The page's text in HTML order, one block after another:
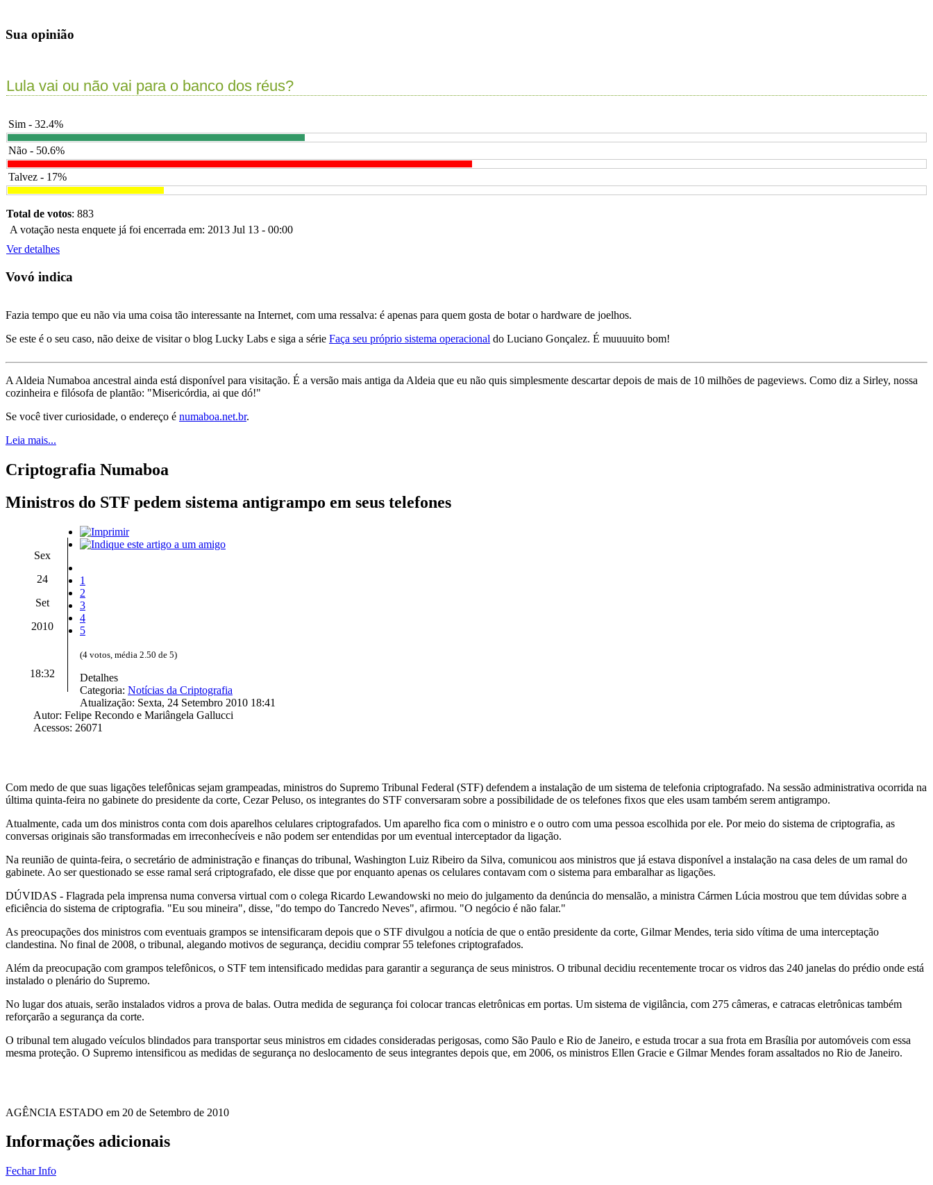
Sua opinião
Lula vai ou não vai para o banco dos réus?
Sim - 32.4%
Não - 50.6%
Talvez - 17%
Total de votos: 883
A votação nesta enquete já foi encerrada em: 2013 Jul 13 - 00:00
Ver detalhes
Vovó indica
Fazia tempo que eu não via uma coisa tão interessante na Internet, com uma ressalva: é apenas para quem gosta de botar o hardware de joelhos.
Se este é o seu caso, não deixe de visitar o blog Lucky Labs e siga a série Faça seu próprio sistema operacional do Luciano Gonçalez. É muuuuito bom!
A Aldeia Numaboa ancestral ainda está disponível para visitação. É a versão mais antiga da Aldeia que eu não quis simplesmente descartar depois de mais de 10 milhões de pageviews. Como diz a Sirley, nossa
cozinheira e filósofa de plantão: "Misericórdia, ai que dó!"
Se você tiver curiosidade, o endereço é numaboa.net.br.
Leia mais...
Criptografia Numaboa
Ministros do STF pedem sistema antigrampo em seus telefones
Sex
24
Set
2010
18:32
1
2
3
4
5
(4 votos, média 2.50 de 5)
Detalhes
Categoria: Notícias da Criptografia
Atualização: Sexta, 24 Setembro 2010 18:41
Autor: Felipe Recondo e Mariângela Gallucci
Acessos: 26071
Com medo de que suas ligações telefônicas sejam grampeadas, ministros do Supremo Tribunal Federal (STF) defendem a instalação de um sistema de telefonia criptografado. Na sessão administrativa ocorrida na
última quinta-feira no gabinete do presidente da corte, Cezar Peluso, os integrantes do STF conversaram sobre a possibilidade de os telefones fixos que eles usam também serem antigrampo.
Atualmente, cada um dos ministros conta com dois aparelhos celulares criptografados. Um aparelho fica com o ministro e o outro com uma pessoa escolhida por ele. Por meio do sistema de criptografia, as
conversas originais são transformadas em irreconhecíveis e não podem ser entendidas por um eventual interceptador da ligação.
Na reunião de quinta-feira, o secretário de administração e finanças do tribunal, Washington Luiz Ribeiro da Silva, comunicou aos ministros que já estava disponível a instalação na casa deles de um ramal do
gabinete. Ao ser questionado se esse ramal será criptografado, ele disse que por enquanto apenas os celulares contavam com o sistema para embaralhar as ligações.
DÚVIDAS - Flagrada pela imprensa numa conversa virtual com o colega Ricardo Lewandowski no meio do julgamento da denúncia do mensalão, a ministra Cármen Lúcia mostrou que tem dúvidas sobre a
eficiência do sistema de criptografia. "Eu sou mineira", disse, "do tempo do Tancredo Neves", afirmou. "O negócio é não falar."
As preocupações dos ministros com eventuais grampos se intensificaram depois que o STF divulgou a notícia de que o então presidente da corte, Gilmar Mendes, teria sido vítima de uma interceptação
clandestina. No final de 2008, o tribunal, alegando motivos de segurança, decidiu comprar 55 telefones criptografados.
Além da preocupação com grampos telefônicos, o STF tem intensificado medidas para garantir a segurança de seus ministros. O tribunal decidiu recentemente trocar os vidros das 240 janelas do prédio onde está
instalado o plenário do Supremo.
No lugar dos atuais, serão instalados vidros a prova de balas. Outra medida de segurança foi colocar trancas eletrônicas em portas. Um sistema de vigilância, com 275 câmeras, e catracas eletrônicas também
reforçarão a segurança da corte.
O tribunal tem alugado veículos blindados para transportar seus ministros em cidades consideradas perigosas, como São Paulo e Rio de Janeiro, e estuda trocar a sua frota em Brasília por automóveis com essa
mesma proteção. O Supremo intensificou as medidas de segurança no deslocamento de seus integrantes depois que, em 2006, os ministros Ellen Gracie e Gilmar Mendes foram assaltados no Rio de Janeiro.
AGÊNCIA ESTADO em 20 de Setembro de 2010
Informações adicionais
Fechar Info